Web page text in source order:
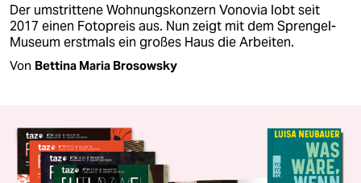
Der umstrittene Wohnungskonzern Vonovia lobt seit
2017 einen Fotopreis aus. Nun zeigt mit dem Sprengel-
Museum erstmals ein großes Haus die Arbeiten.
Von Bettina Maria Brosowsky